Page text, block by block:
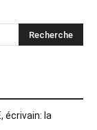
écrivain: la